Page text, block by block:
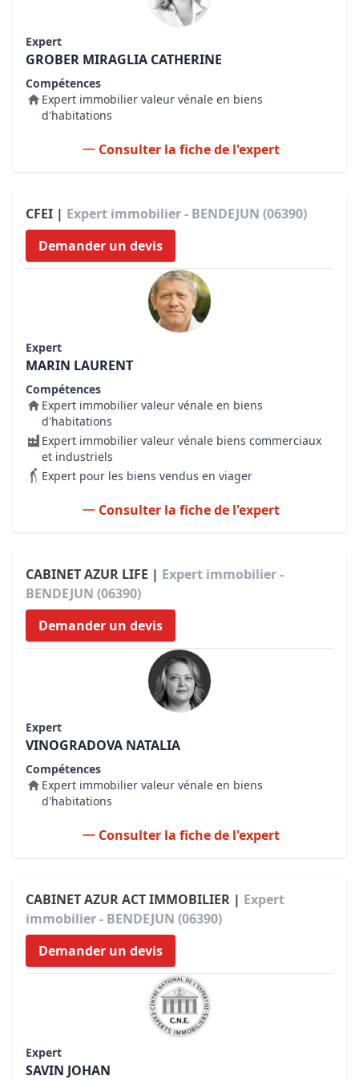
Expert
GROBER MIRAGLIA CATHERINE
Compétences
Expert immobilier valeur vénale en biens
d'habitations
Consulter la fiche de l'expert
CFEI | Expert immobilier - BENDEJUN (06390)
Demander un devis
Expert
MARIN LAURENT
Compétences
Expert immobilier valeur vénale en biens
d'habitations
Expert immobilier valeur vénale biens commerciaux
et industriels
Expert pour les biens vendus en viager
Consulter la fiche de l'expert
CABINET AZUR LIFE | Expert immobilier -
BENDEJUN (06390)
Demander un devis
Expert
VINOGRADOVA NATALIA
Compétences
Expert immobilier valeur vénale en biens
d'habitations
Consulter la fiche de l'expert
CABINET AZUR ACT IMMOBILIER | Expert
immobilier - BENDEJUN (06390)
Demander un devis
Expert
SAVIN JOHAN